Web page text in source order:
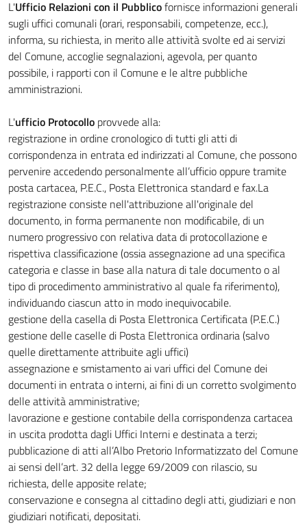
L'Ufficio Relazioni con il Pubblicofornisce informazioni generali
sugli uffici comunali (orari, responsabili, competenze, ecc.),
informa, su richiesta, in merito alle attività svolte ed ai servizi
del Comune, accoglie segnalazioni, agevola, per quanto
possibile, i rapporti con il Comune e le altre pubbliche
amministrazioni.
L'ufficio Protocollo provvede alla:
registrazione in ordine cronologico di tutti gli atti di
corrispondenza in entrata ed indirizzati al Comune, che possono
pervenire accedendo personalmente all’ufficio oppure tramite
posta cartacea, P.E.C., Posta Elettronica standard e fax.La
registrazione consiste nell'attribuzione all'originale del
documento, in forma permanente non modificabile, di un
numero progressivo con relativa data di protocollazione e
rispettiva classificazione (ossia assegnazione ad una specifica
categoria e classe in base alla natura di tale documento o al
tipo di procedimento amministrativo al quale fa riferimento),
individuando ciascun atto in modo inequivocabile.
gestione della casella di Posta Elettronica Certificata (P.E.C.)
gestione delle caselle di Posta Elettronica ordinaria (salvo
quelle direttamente attribuite agli uffici)
assegnazione e smistamento ai vari uffici del Comune dei
documenti in entrata o interni, ai fini di un corretto svolgimento
delle attività amministrative;
lavorazione e gestione contabile della corrispondenza cartacea
in uscita prodotta dagli Uffici Interni e destinata a terzi;
pubblicazione di atti all’Albo Pretorio Informatizzato del Comune
ai sensi dell’art. 32 della legge 69/2009 con rilascio, su
richiesta, delle apposite relate;
conservazione e consegna al cittadino degli atti, giudiziari e non
giudiziari notificati, depositati.